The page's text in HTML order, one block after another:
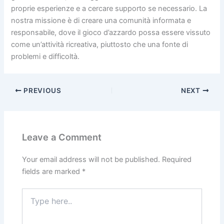
proprie esperienze e a cercare supporto se necessario. La
nostra missione è di creare una comunità informata e
responsabile, dove il gioco d’azzardo possa essere vissuto
come un’attività ricreativa, piuttosto che una fonte di
problemi e difficoltà.
PREVIOUS NEXT
Leave a Comment
Your email address will not be published. Required
fields are marked *
here..